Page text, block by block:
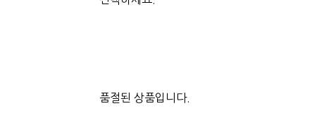
품절된 상품입니다.